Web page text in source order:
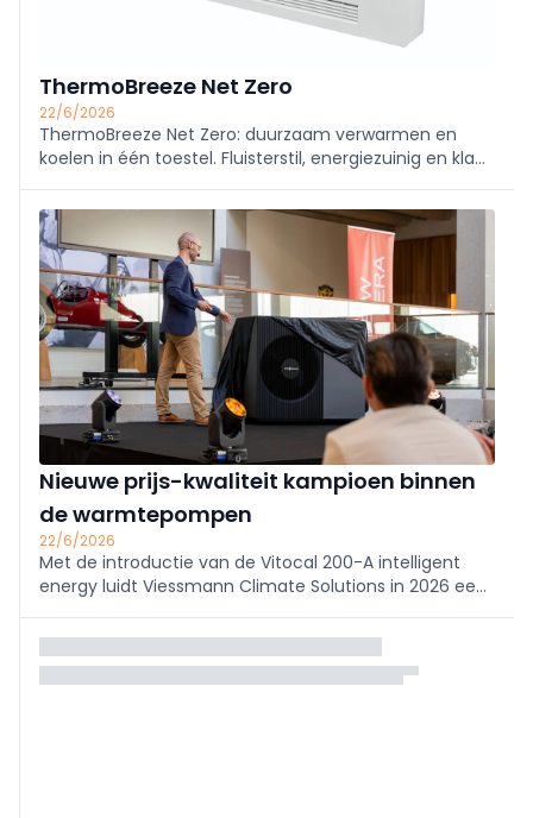
ThermoBreeze Net Zero
22/6/2026
ThermoBreeze Net Zero: duurzaam verwarmen en
koelen in één toestel. Fluisterstil, energiezuinig en klaar
van Henrad.
Nieuwe prijs-kwaliteit kampioen binnen
de warmtepompen
22/6/2026
Met de introductie van de Vitocal 200-A intelligent
energy luidt Viessmann Climate Solutions in 2026 een
waterwarmtepomp werd tijdens de ‘New Era’-
roadshow voorgesteld en bijzonder enthousiast
onthaald door de